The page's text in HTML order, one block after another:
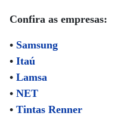
Confira as empresas:
• Samsung
• Itaú
• Lamsa
• NET
• Tintas Renner